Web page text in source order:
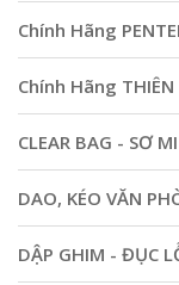
Chính Hãng
Chính Hãng THIÊN
CLEAR BAG - SƠ
DAO, KÉO VĂN
DẬP GHIM - ĐỤC